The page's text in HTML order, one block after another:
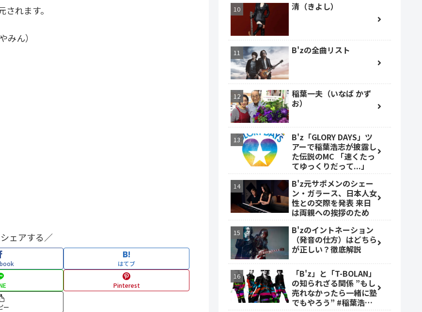
れます。
みん）
ェアする／
はてブ
Pinterest
ー
清（きよし）
B'zの全曲リスト
稲葉一夫（いなば かず
お）
B'z「GLORY DAYS」ツ
アーで稲葉浩志が披露し
た伝説のMC 「速くたっ
てゆっくりだって...」
B'z元サポメンのシェー
ン・ガラース、日本人女
性との交際を発表 来日
は両親への挨拶のため
B'zのイントネーション
（発音の仕方）はどちら
が正しい？徹底解説
「B'z」と「T-BOLAN」
の知られざる関係 ”もし
売れなかったら一緒に塾
でもやろう” #稲葉浩志